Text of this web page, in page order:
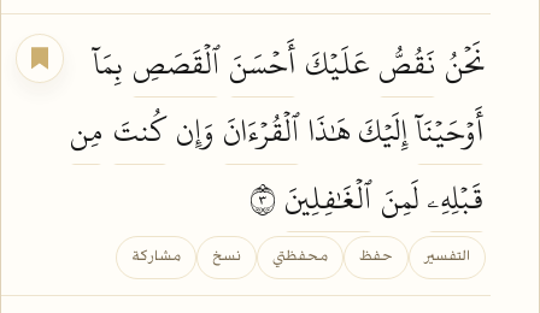
نَحۡنُ نَقُصُّعَلَيۡكَأَحۡسَنَٱلۡقَصَصِ بِمَآ
أَوۡحَيۡنَآإِلَيۡكَ هَٰذَاٱلۡقُرۡءَانَ وَإِنكُنتَ مِن
قَبۡلِهِۦلَمِنَٱلۡغَٰفِلِينَ
التفسير حفظ محفظتي نسخ مشاركة